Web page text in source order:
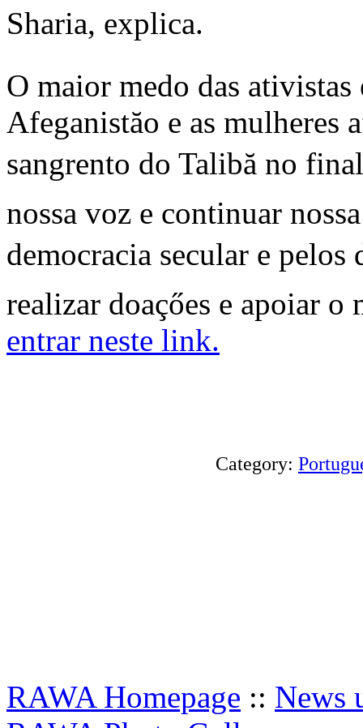
Sharia, explica.
O maior medo das ativistas
Afeganistăo e as mulheres
sangrento do Talibă no
nossa voz e continuar
democracia secular e pelos
realizar doaçőes e apoiar
entrar neste link.
Category:
RAWA Homepage :: News